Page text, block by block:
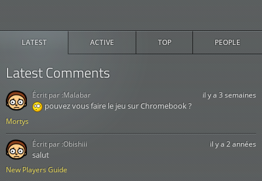
LATEST ACTIVE TOP PEOPLE
Latest Comments
Mortys
il y a 3 semaines
pouvez vous faire le jeu sur Chromebook ?
Écrit par :Malabar
New Players Guide
il y a 2 années
salut
Écrit par :Obishiii